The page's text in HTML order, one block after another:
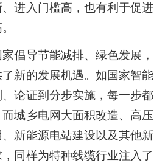
进入门槛高，也有利于促进
导节能减排、绿色发展，
新的发展机遇。如国家智能
论证到分步实施，每一步都
城乡电网大面积改造、高压
新能源电站建设以及其他新
同样为特种线缆行业注入了